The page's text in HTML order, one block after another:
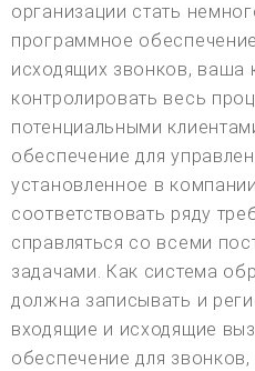
организации стать
программное
исходящих звонков,
контролировать весь
потенциальными
обеспечение для
установленное в
соответствовать ряду
справляться со всеми
задачами. Как система
должна записывать и
входящие и исходящие
обеспечение для